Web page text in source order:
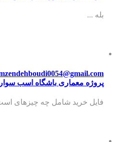
بله ...
پروژه معماری باشگاه اسب
فایل خرید شامل چه چیزهای